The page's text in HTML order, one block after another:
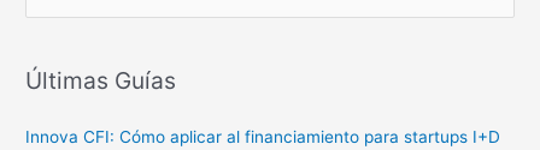
c
r
Últimas Guías
Innova CFI: Cómo aplicar al financiamiento para startups I+D